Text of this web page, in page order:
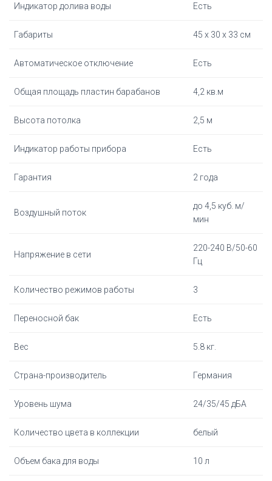
Индикатор долива воды Есть
Габариты 45 х 30 х 33 см
Автоматическое отключение Есть
Общая площадь пластин барабанов 4,2 кв.м
Высота потолка 2,5 м
Индикатор работы прибора Есть
Гарантия 2 года
Воздушный поток
до 4,5 куб. м/
мин
Напряжение в сети
220-240 В/50-60
Гц
Количество режимов работы 3
Переносной бак Есть
Вес 5.8 кг.
Страна-производитель Германия
Уровень шума 24/35/45 дБА
Количество цвета в коллекции белый
Объем бака для воды 10 л